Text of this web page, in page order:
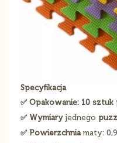
Specyfikacja
✅ Opakowanie: 10 sztuk
✅ Wymiary jednego
✅ Powierzchniamaty: